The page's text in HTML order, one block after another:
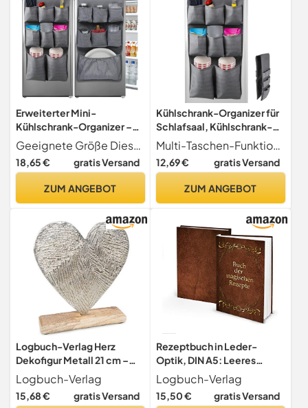
Erweiterter Mini-
Kühlschrank-Organizer –
162,6 x 31 cm,
Schulwohnheim und Büro,
über dem Kühlschrank,
mit 15 Taschen für Besteck,
College-Must-Have, Grau
Geeignete Größe Dieser Aufbewahrungs-Organizer für den Kühlschrank besteht aus atmungsaktivem Vliesstoff, enthält 15 große Taschen. Die Mini-Kühlschrankaufbewahrung misst 162,6 x 31 cm, geeignet für Mini-Haushaltskühlschränke mit einer Länge von weniger als 55,9 cm
18,65 € gratis Versand
ZUM ANGEBOT
Kühlschrank-Organizer für
Schlafsaal, Kühlschrank-
Organizer für Schule,
Schlafsaal, Kühlschrank-
Aufbewahrungsregal mit 15
Organizer für Besteck,
Multi-Taschen-Funktion Organisieren Sie Ihre Küchen-Must-Haves effizient mit dem Multi-Taschen-Design dieses Kühlschrank-Organizers für Schlafsäle. Es kann eine Vielzahl von Küchenutensilien mit Taschen unterschiedlicher Größe aufbewahren, was die Verwaltung erleichtert
12,69 € gratis Versand
ZUM ANGEBOT
Logbuch-Verlag Herz
Dekofigur Metall 21 cm –
Hochzeitsgeschenk |
Herzfigur Muttertag
Valentinstag
Logbuch-Verlag
15,68 € gratis Versand
Rezeptbuch in Leder-
Optik, DIN A5: Leeres
Kochbuch zum
Selberschreiben, Buch der
magischen Rezepte,
Logbuch-Verlag
15,50 € gratis Versand